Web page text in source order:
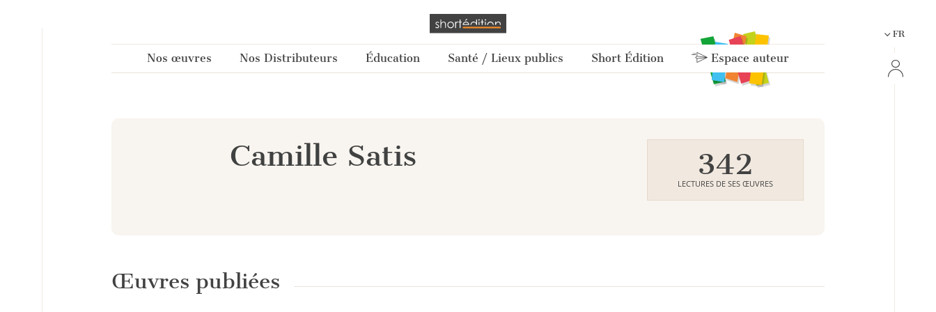
Nos œuvres Nos Distributeurs Éducation Santé / Lieux publics Short Édition Espace auteur
FR
Camille Satis 342
LECTURES DE SES ŒUVRES
Œuvres publiées